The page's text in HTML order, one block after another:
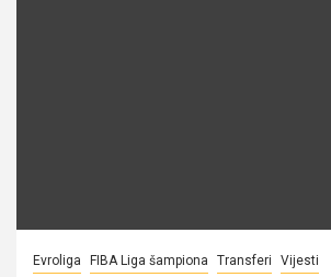
Evroliga FIBA Liga šampiona Transferi Vijesti